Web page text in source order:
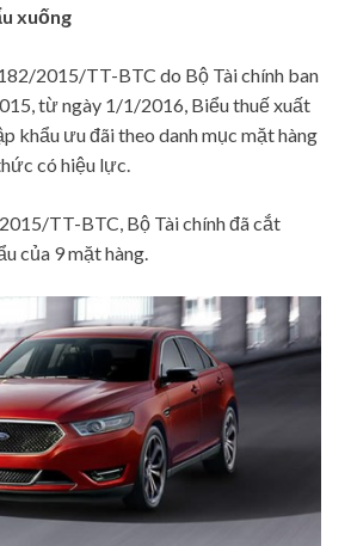
xuống
2015/TT-BTC do Bộ Tài chính ban
từ ngày 1/1/2016, Biểu thuế xuất
khẩu ưu đãi theo danh mục mặt hàng
có hiệu lực.
TT-BTC, Bộ Tài chính đã cắt
của 9 mặt hàng.